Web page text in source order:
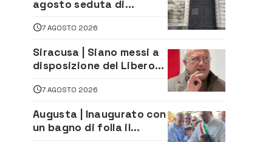
agosto seduta di
7 AGOSTO 2026
Siracusa | Siano messi a
disposizione del Libero
relativi alla
privatizzazione della Sac
7 AGOSTO 2026
Augusta | Inaugurato con
un bagno di folla il